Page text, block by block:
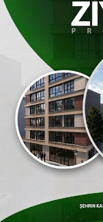
etkinlik,
mi
var,
yapacak
Eleştiriyi
vatandaşlar,
siyasi parti